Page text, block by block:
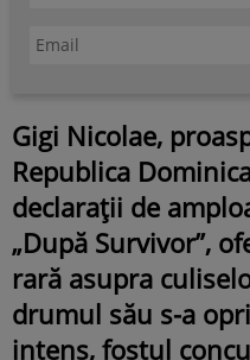
Gigi Nicolae,
Republica
declarații de
„După Survivor”,
rară asupra
drumul său s-a
intens, fostul